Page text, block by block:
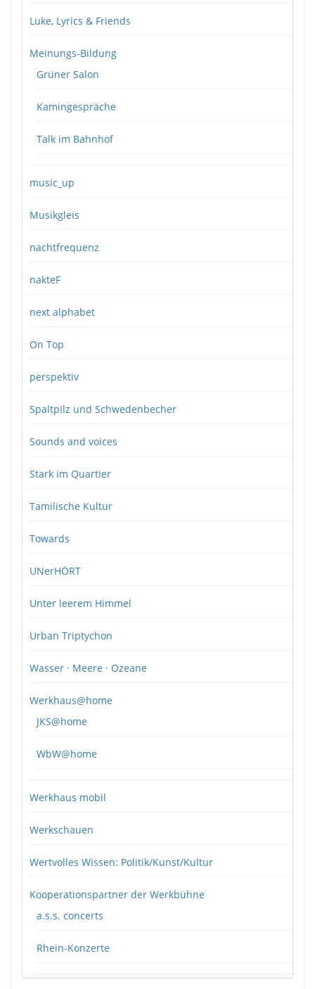
Luke, Lyrics & Friends
Meinungs-Bildung
Grüner Salon
Kamingespräche
Talk im Bahnhof
music_up
Musikgleis
nachtfrequenz
nakteF
next alphabet
On Top
perspektiv
Spaltpilz und Schwedenbecher
Sounds and voices
Stark im Quartier
Tamilische Kultur
Towards
UNerHÖRT
Unter leerem Himmel
Urban Triptychon
Wasser · Meere · Ozeane
Werkhaus@home
JKS@home
WbW@home
Werkhaus mobil
Werkschauen
Wertvolles Wissen: Politik/Kunst/Kultur
Kooperationspartner der Werkbühne
a.s.s. concerts
Rhein-Konzerte